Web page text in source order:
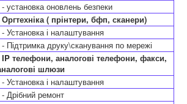
- установка оновлень безпеки
Оргтехніка ( прінтери, бфп, сканери)
- Установка і налаштування
- Підтримка друку\сканування по мережі
IP телефони, аналогові телефони, факси,
шлюзи
- Установка і налаштування
- Дрібний ремонт